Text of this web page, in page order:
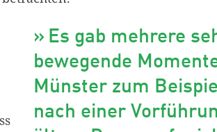
Es gab mehrere
bewegende
Münster zum
nach einer